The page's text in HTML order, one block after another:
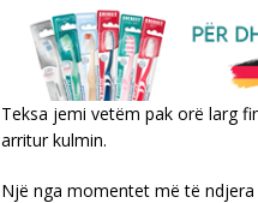
Teksa jemi vetëm pak orë larg
arritur kulmin.
Një nga momentet më të